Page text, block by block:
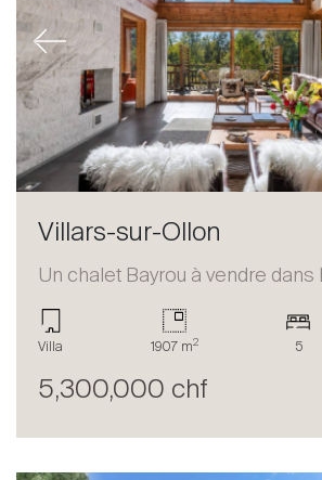
Critères
Enregistrer mes critères
Previous
Villars-sur-Ollon
Villa 1907 m2 5
5,300,000 chf